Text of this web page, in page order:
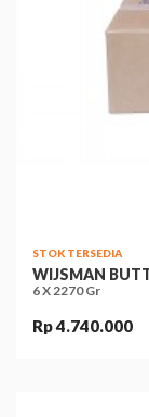
STOK TERSEDIA
WIJSMAN
6 X 2270 Gr
Rp 4.740.000